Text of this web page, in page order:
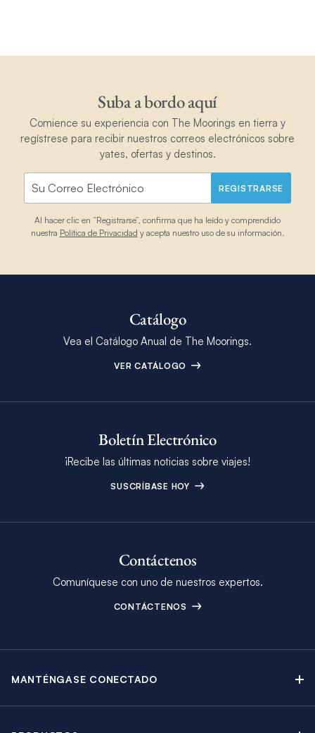
Suba a bordo aquí
Comience su experiencia con The Moorings en tierra y
regístrese para recibir nuestros correos electrónicos sobre
yates, ofertas y destinos.
REGISTRARSE
Al hacer clic en “Registrarse”, confirma que ha leído y comprendido
nuestra Política de Privacidad y acepta nuestro uso de su información.
Catálogo
Vea el Catálogo Anual de The Moorings.
VER CATÁLOGO
Boletín Electrónico
¡Recibe las últimas noticias sobre viajes!
SUSCRÍBASE HOY
Contáctenos
Comuníquese con uno de nuestros expertos.
CONTÁCTENOS
MANTÉNGASE CONECTADO